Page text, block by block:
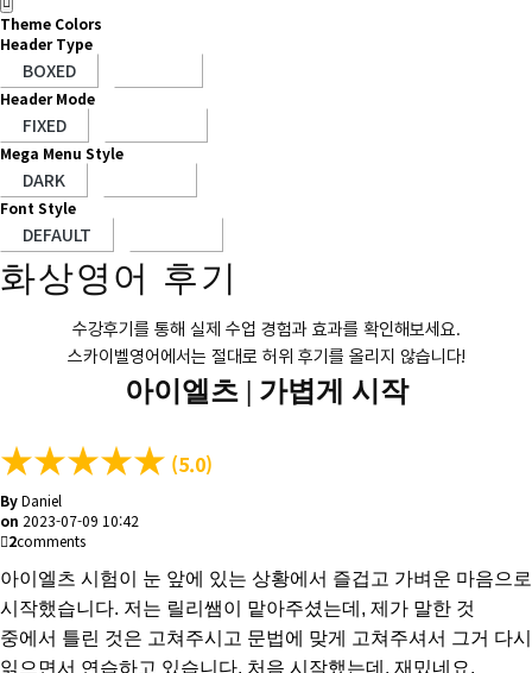
Theme Colors
Header Type
Header Mode
Mega Menu Style
Font Style
화상영어 후기
수강후기를 통해 실제 수업 경험과 효과를 확인해보세요.
스카이벨영어에서는 절대로 허위 후기를 올리지 않습니다!
아이엘츠 | 가볍게 시작
★★★★★ (5.0)
ByDaniel
on 2023-07-09 10:42
2comments
아이엘츠 시험이 눈 앞에 있는 상황에서 즐겁고 가벼운 마음으로
시작했습니다. 저는 릴리쌤이 맡아주셨는데, 제가 말한 것
중에서 틀린 것은 고쳐주시고 문법에 맞게 고쳐주셔서 그거 다시
읽으면서 연습하고 있습니다. 처음 시작했는데, 재밌네요.